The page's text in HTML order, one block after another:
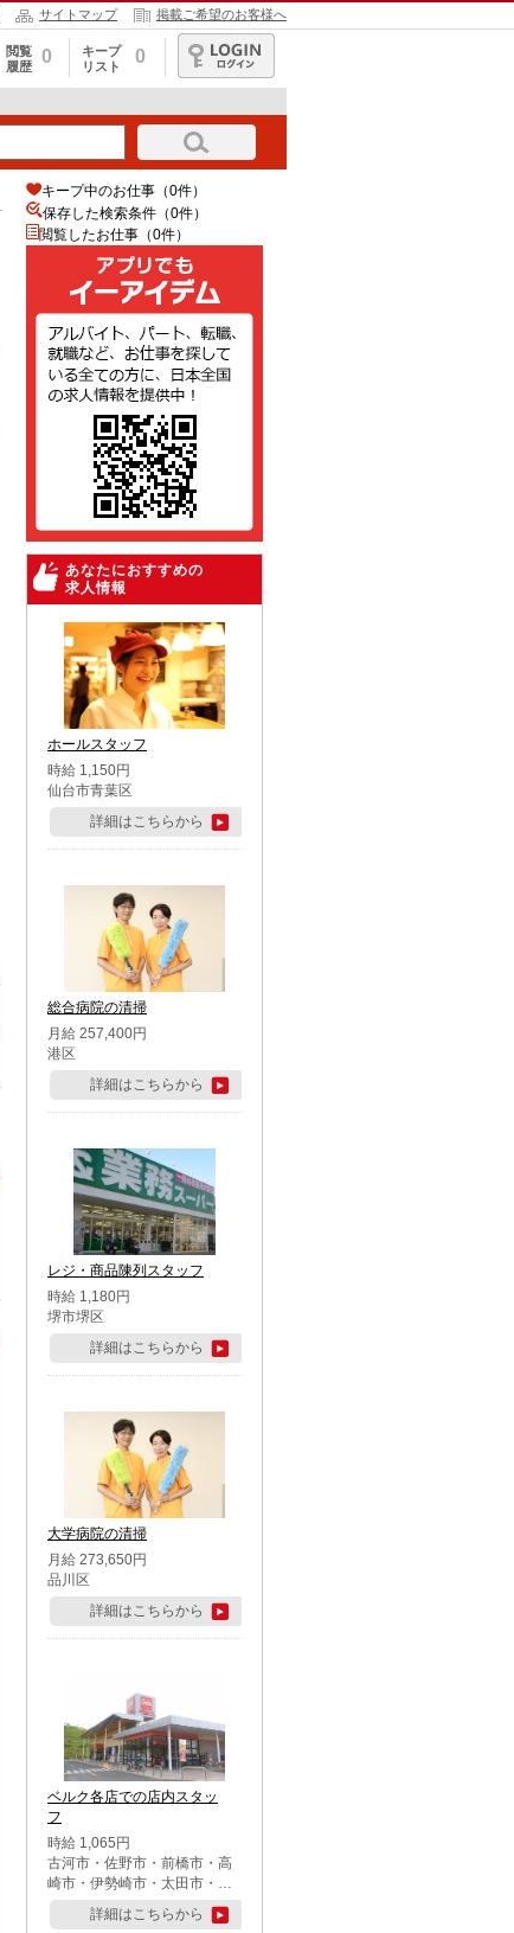
サイトマップ 掲載ご希望のお客様へ
閲覧
履歴
0
キープ
リスト
0
ログイン
キープ中のお仕事（0件）
保存した検索条件（0件）
閲覧したお仕事（0件）
あなたにおすすめの
求人情報
ホールスタッフ
時給 1,150円
仙台市青葉区
詳細はこちらから
総合病院の清掃
月給 257,400円
港区
詳細はこちらから
レジ・商品陳列スタッフ
時給 1,180円
堺市堺区
詳細はこちらから
大学病院の清掃
月給 273,650円
品川区
詳細はこちらから
ベルク各店での店内スタッ
フ
時給 1,065円
古河市・佐野市・前橋市・高
崎市・伊勢崎市・太田市・館
林市・藤岡市・大泉町・さい
たま市北区・川越市・熊谷
詳細はこちらから